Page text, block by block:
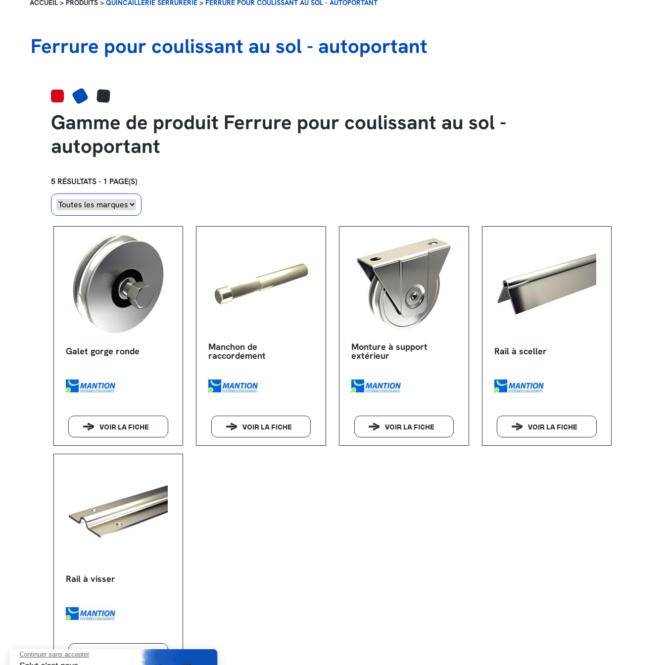
ACCUEIL > PRODUITS > QUINCAILLERIE SERRURERIE > FERRURE POUR COULISSANT AU SOL - AUTOPORTANT
Ferrure pour coulissant au sol - autoportant
Gamme de produit Ferrure pour coulissant au sol -
autoportant
5 RÉSULTATS - 1 PAGE(S)
Marque
Galet gorge ronde
VOIR LA FICHE
Manchon de
raccordement
VOIR LA FICHE
Monture à support
extérieur
VOIR LA FICHE
Rail à sceller
VOIR LA FICHE
Rail à visser
VOIR LA FICHE